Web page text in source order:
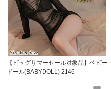
【ビッグサマーセール対象品】ベビー
ドール(BABYDOLL) 2146